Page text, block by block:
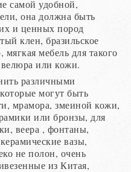
самой удобной,
она должна быть
и ценных пород
клен, бразильское
мягкая мебель для такого
велюра или кожи.
различными
могут быть
мрамора, змеиной кожи,
или бронзы, для
веера , фонтаны,
вазы,
не полон, очень
из Китая,